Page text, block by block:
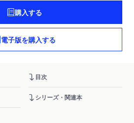
購入する
電子版を購入する
目次
シリーズ・関連本